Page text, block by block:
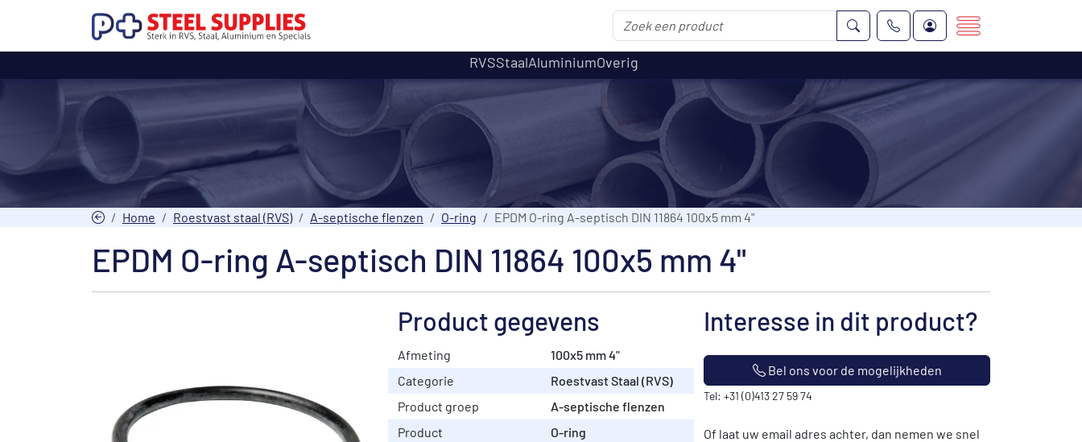
RVSStaalAluminiumOverig
Home Roestvast staal (RVS) A-septische flenzen O-ring EPDM O-ring A-septisch DIN 11864 100x5 mm 4"
EPDM O-ring A-septisch DIN 11864 100x5 mm 4"
Product gegevens
Afmeting
100x5 mm 4"
Categorie
Roestvast Staal (RVS)
Product groep
A-septische flenzen
Product
O-ring
Interesse in dit product?
Bel ons voor de mogelijkheden
Tel: +31 (0)413 27 59 74
Of laat uw email adres achter, dan nemen we snel